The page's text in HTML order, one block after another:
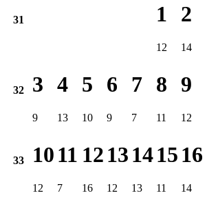
31 1
12
2
14
32 3
9
4
13
5
10
6
9
7
7
8
11
9
12
33 10
12
11
7
12
16
13
12
14
13
15
11
16
14